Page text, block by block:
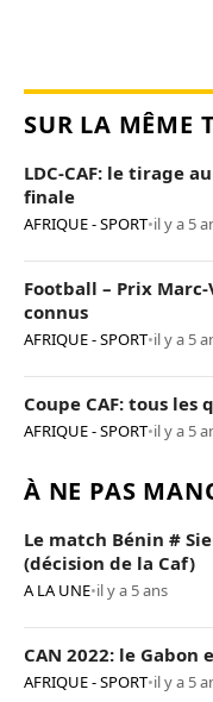
SUR LA MÊME
LDC-CAF: le tirage
finale
AFRIQUE - SPORT•il y a 5
Football – Prix
connus
AFRIQUE - SPORT•il y a 5
Coupe CAF: tous
AFRIQUE - SPORT•il y a 5
À NE PAS
Le match Bénin #
(décision de la Caf)
A LA UNE•il y a 5 ans
CAN 2022: le
AFRIQUE - SPORT•il y a 5